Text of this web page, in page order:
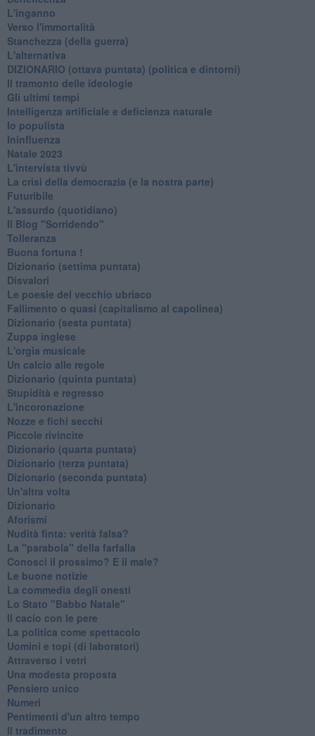
L'inganno
Verso l'immortalità
Stanchezza (della guerra)
L'alternativa
​DIZIONARIO (ottava puntata) (politica e dintorni)
Il tramonto delle ideologie
Gli ultimi tempi
Intelligenza artificiale e deficienza naturale
Io populista
Ininfluenza
Natale 2023
L'intervista tivvù
La crisi della democrazia (e la nostra parte)
Futuribile
L'assurdo (quotidiano)
Il Blog "Sorridendo"
Tolleranza
Buona fortuna !
​Dizionario (settima puntata)
Disvalori
Le poesie del vecchio ubriaco
Fallimento o quasi (capitalismo al capolinea)
Dizionario (sesta puntata)
Zuppa inglese
L'orgia musicale
Un calcio alle regole
Dizionario (quinta puntata)
Stupidità e regresso
L'incoronazione
Nozze e fichi secchi
Piccole rivincite
​Dizionario (quarta puntata)
​Dizionario (terza puntata)
​Dizionario (seconda puntata)
Un'altra volta
Dizionario
Aforismi
Nudità finta: verità falsa?
La "parabola" della farfalla
Conosci il prossimo? E il male?
Le buone notizie
La commedia degli onesti
Lo Stato "Babbo Natale"
Il cacio con le pere
La politica come spettacolo
Uomini e topi (di laboratori)
Attraverso i vetri
Una modesta proposta
Pensiero unico
Numeri
Pentimenti d'un altro tempo
Il tradimento